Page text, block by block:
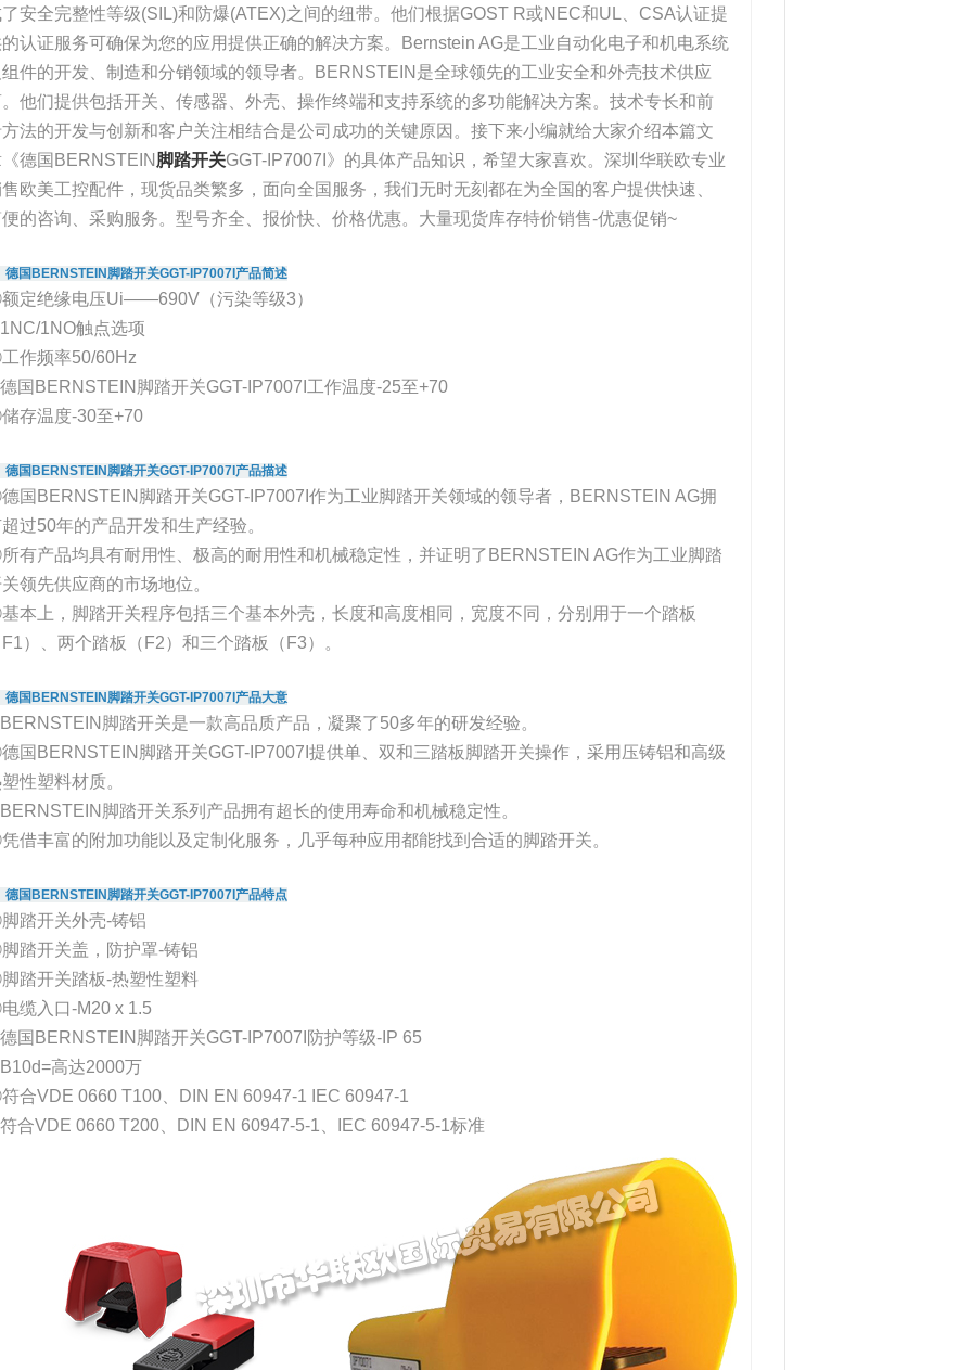
了安全完整性等级(SIL)和防爆(ATEX)之间的纽带。他们根据GOST R或NEC和UL、CSA认证提
认证服务可确保为您的应用提供正确的解决方案。Bernstein AG是工业自动化电子和机电系统
组件的开发、制造和分销领域的领导者。BERNSTEIN是全球领先的工业安全和外壳技术供应
他们提供包括开关、传感器、外壳、操作终端和支持系统的多功能解决方案。技术专长和前
法的开发与创新和客户关注相结合是公司成功的关键原因。接下来小编就给大家介绍本篇文
德国BERNSTEIN 脚踏开关GGT-IP7007I》的具体产品知识，希望大家喜欢。深圳华联欧专业
欧美工控配件，现货品类繁多，面向全国服务，我们无时无刻都在为全国的客户提供快速、
的咨询、采购服务。型号齐全、报价快、价格优惠。大量现货库存特价销售-优惠促销~
德国BERNSTEIN脚踏开关GGT-IP7007I产品简述
定绝缘电压Ui——690V（污染等级3）
1NO触点选项
作频率50/60Hz
国BERNSTEIN脚踏开关GGT-IP7007I工作温度-25至+70
存温度-30至+70
德国BERNSTEIN脚踏开关GGT-IP7007I产品描述
国BERNSTEIN脚踏开关GGT-IP7007I作为工业脚踏开关领域的领导者，BERNSTEIN AG拥
过50年的产品开发和生产经验。
有产品均具有耐用性、极高的耐用性和机械稳定性，并证明了BERNSTEIN AG作为工业脚踏
领先供应商的市场地位。
本上，脚踏开关程序包括三个基本外壳，长度和高度相同，宽度不同，分别用于一个踏板
F1）、两个踏板（F2）和三个踏板（F3）。
德国BERNSTEIN脚踏开关GGT-IP7007I产品大意
脚踏开关是一款高品质产品，凝聚了50多年的研发经验。
国BERNSTEIN脚踏开关GGT-IP7007I提供单、双和三踏板脚踏开关操作，采用压铸铝和高级
性塑料材质。
脚踏开关系列产品拥有超长的使用寿命和机械稳定性。
借丰富的附加功能以及定制化服务，几乎每种应用都能找到合适的脚踏开关。
德国BERNSTEIN脚踏开关GGT-IP7007I产品特点
踏开关外壳-铸铝
踏开关盖，防护罩-铸铝
踏开关踏板-热塑性塑料
缆入口-M20 x 1.5
国BERNSTEIN脚踏开关GGT-IP7007I防护等级-IP 65
高达2000万
合VDE 0660 T100、DIN EN 60947-1 IEC 60947-1
合VDE 0660 T200、DIN EN 60947-5-1、IEC 60947-5-1标准